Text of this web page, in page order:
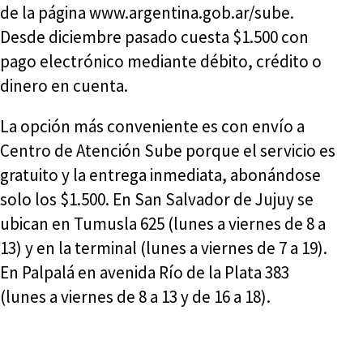
de la página www.argentina.gob.ar/sube.
Desde diciembre pasado cuesta $1.500 con
pago electrónico mediante débito, crédito o
dinero en cuenta.
La opción más conveniente es con envío a
Centro de Atención Sube porque el servicio es
gratuito y la entrega inmediata, abonándose
solo los $1.500. En San Salvador de Jujuy se
ubican en Tumusla 625 (lunes a viernes de 8 a
13) y en la terminal (lunes a viernes de 7 a 19).
En Palpalá en avenida Río de la Plata 383
(lunes a viernes de 8 a 13 y de 16 a 18).